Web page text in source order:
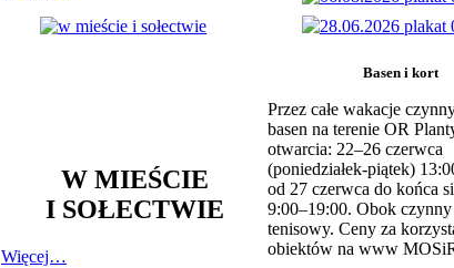
W MIEŚCIE
I SOŁECTWIE
Więcej…
Basen i kort
Przez całe wakacje
basen na terenie OR
otwarcia: 22–26 czerwca
(poniedziałek-piątek)
od 27 czerwca do końca
9:00–19:00. Obok
tenisowy. Ceny za
obiektów na www